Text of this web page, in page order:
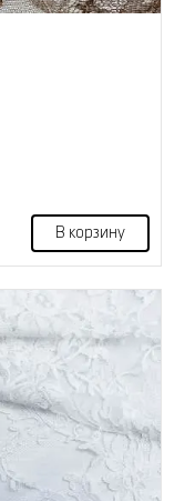
В корзину